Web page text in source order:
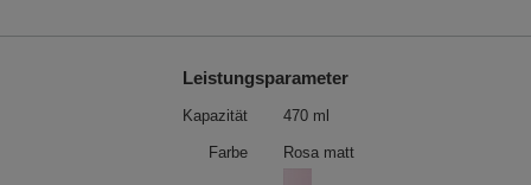
Leistungsparameter
Kapazität 470 ml
Farbe Rosa matt